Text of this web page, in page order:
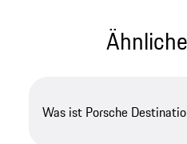
Was ist Porsche